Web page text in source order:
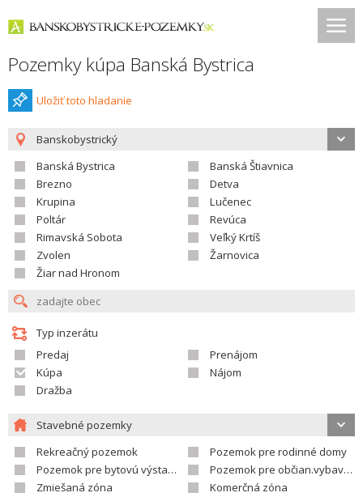
Pozemky kúpa Banská Bystrica
Uložiť toto hladanie
Banskobystrický
Banská Bystrica
Banská Štiavnica
Brezno
Detva
Krupina
Lučenec
Poltár
Revúca
Rimavská Sobota
Veľký Krtíš
Zvolen
Žarnovica
Žiar nad Hronom
Typ inzerátu
Predaj
Prenájom
Kúpa
Nájom
Dražba
Stavebné pozemky
Rekreačný pozemok
Pozemok pre rodinné domy
Pozemok pre bytovú výstavbu
Pozemok pre občian.vybavenosť
Zmiešaná zóna
Komerčná zóna